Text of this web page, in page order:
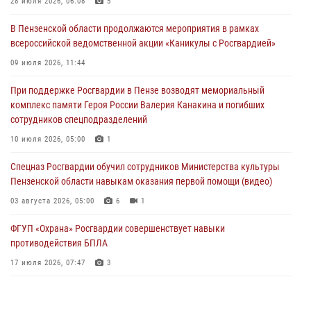
дома
03 августа 2026, 05:59
службы
03 августа 2026, 05:15
Спецназ Росгвардии обучил сотрудников Министерства культуры
03 августа 2026, 05:00 1
В Пензенской области продолжаются мероприятия в рамках
всероссийской ведомственной акции «Каникулы с Росгвардией»
09 июля 2026, 11:44
При поддержке Росгвардии в Пензе возводят мемориальный
комплекс памяти Героя России Валерия Канакина и погибших
сотрудников спецподразделений
10 июля 2026, 05:00 1
Спецназ Росгвардии обучил сотрудников Министерства культуры
Пензенской области навыкам оказания первой помощи (видео)
03 августа 2026, 05:00 6 1
ФГУП «Охрана» Росгвардии совершенствует навыки
противодействия БПЛА
17 июля 2026, 07:47 3